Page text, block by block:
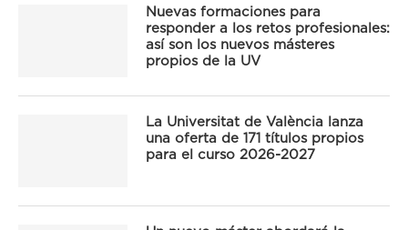
Nuevas formaciones para
responder a los retos profesionales:
así son los nuevos másteres
propios de la UV
La Universitat de València lanza
una oferta de 171 títulos propios
para el curso 2026-2027